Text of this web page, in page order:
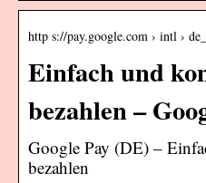
http s://pay.google.com › intl ›
Einfach und
bezahlen –
Google Pay (DE) –
bezahlen